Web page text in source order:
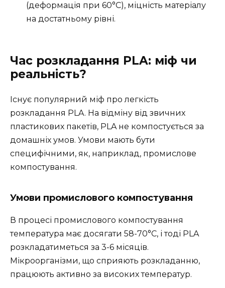
(деформація при 60°C), міцність матеріалу
на достатньому рівні.
Час розкладання PLA: міф чи
реальність?
Існує популярний міф про легкість
розкладання PLA. На відміну від звичних
пластикових пакетів, PLA не компостується за
домашніх умов. Умови мають бути
специфічними, як, наприклад, промислове
компостування.
Умови промислового компостування
В процесі промислового компостування
температура має досягати 58-70°C, і тоді PLA
розкладатиметься за 3-6 місяців.
Мікроорганізми, що сприяють розкладанню,
працюють активно за високих температур.